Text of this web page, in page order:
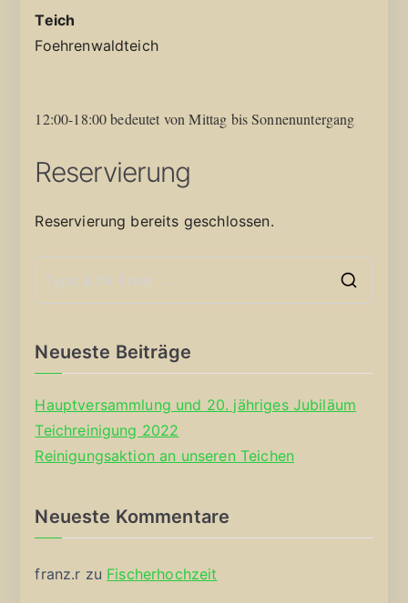
Teich
Foehrenwaldteich
12:00-18:00 bedeutet von Mittag bis Sonnenuntergang
Reservierung
Reservierung bereits geschlossen.
Neueste Beiträge
Hauptversammlung und 20. jähriges Jubiläum
Teichreinigung 2022
Reinigungsaktion an unseren Teichen
Neueste Kommentare
franz.r zu Fischerhochzeit